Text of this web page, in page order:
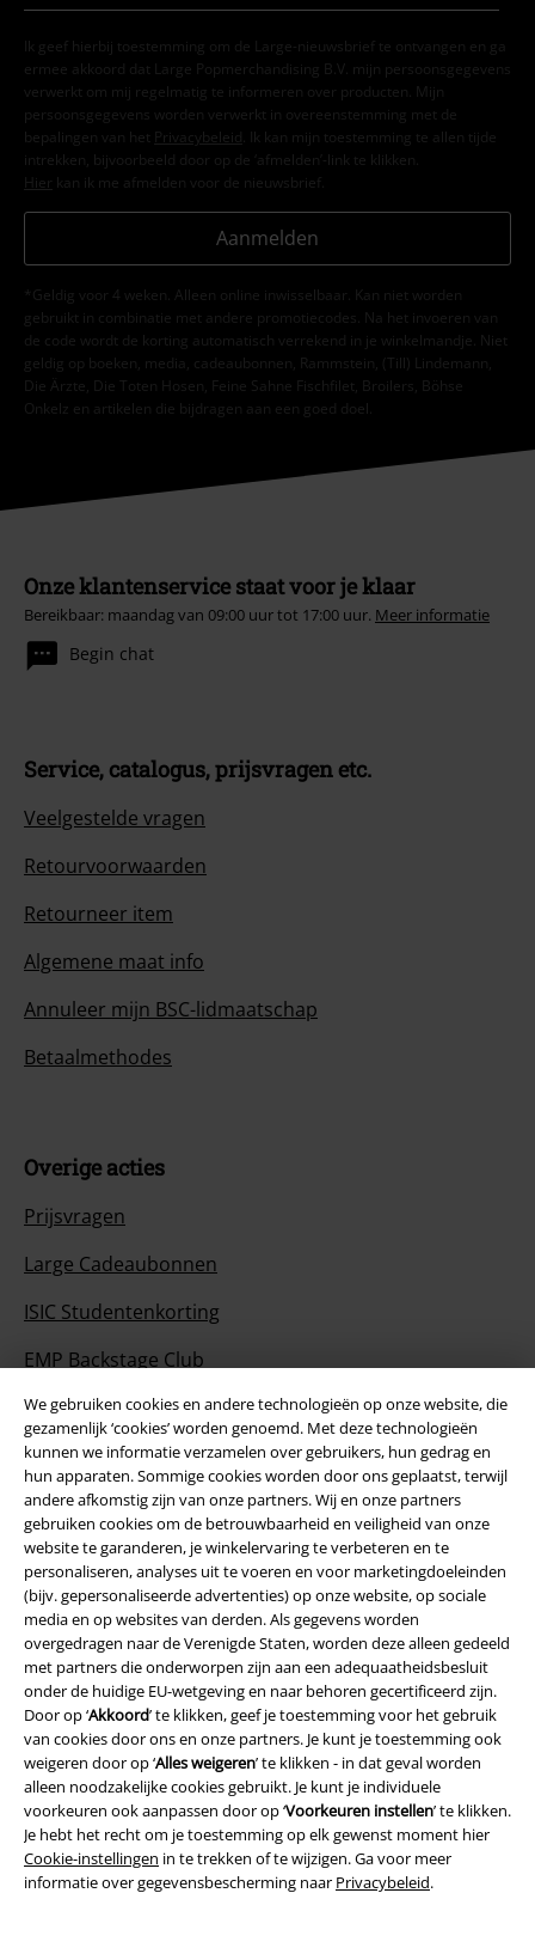
We gebruiken cookies en andere technologieën op onze website, die
gezamenlijk ‘cookies’ worden genoemd. Met deze technologieën
kunnen we informatie verzamelen over gebruikers, hun gedrag en
hun apparaten. Sommige cookies worden door ons geplaatst, terwijl
andere afkomstig zijn van onze partners. Wij en onze partners
gebruiken cookies om de betrouwbaarheid en veiligheid van onze
website te garanderen, je winkelervaring te verbeteren en te
personaliseren, analyses uit te voeren en voor marketingdoeleinden
(bijv. gepersonaliseerde advertenties) op onze website, op sociale
media en op websites van derden. Als gegevens worden
overgedragen naar de Verenigde Staten, worden deze alleen gedeeld
met partners die onderworpen zijn aan een adequaatheidsbesluit
onder de huidige EU-wetgeving en naar behoren gecertificeerd zijn.
Door op ‘Akkoord’ te klikken, geef je toestemming voor het gebruik
van cookies door ons en onze partners. Je kunt je toestemming ook
weigeren door op ‘Alles weigeren’ te klikken - in dat geval worden
alleen noodzakelijke cookies gebruikt. Je kunt je individuele
voorkeuren ook aanpassen door op ‘Voorkeuren instellen’ te klikken.
Je hebt het recht om je toestemming op elk gewenst moment hier
Cookie-instellingen in te trekken of te wijzigen. Ga voor meer
informatie over gegevensbescherming naar Privacybeleid.
Ik geef hierbij toestemming om de Large-nieuwsbrief te ontvangen en ga
ermee akkoord dat Large Popmerchandising B.V. mijn persoonsgegevens
verwerkt om mij regelmatig te informeren over producten. Mijn
persoonsgegevens worden verwerkt in overeenstemming met de
bepalingen van het
Privacybeleid . Ik kan mijn toestemming te allen tijde
intrekken, bijvoorbeeld door op de ‘afmelden’-link te klikken.
Hier kan ik me afmelden voor de nieuwsbrief.
Aanmelden
*Geldig voor 4 weken. Alleen online inwisselbaar. Kan niet worden
gebruikt in combinatie met andere promotiecodes. Na het invoeren van
de code wordt de korting automatisch verrekend in je winkelmandje. Niet
geldig op boeken, media, cadeaubonnen, Rammstein, (Till) Lindemann,
Die Ärzte, Die Toten Hosen, Feine Sahne Fischfilet, Broilers, Böhse
Onkelz en artikelen die bijdragen aan een goed doel.
Onze klantenservice staat voor je klaar
Bereikbaar: maandag van 09:00 uur tot 17:00 uur. Meer informatie
Begin chat
Service, catalogus, prijsvragen etc.
Veelgestelde vragen
Retourvoorwaarden
Retourneer item
Algemene maat info
Annuleer mijn BSC-lidmaatschap
Betaalmethodes
Overige acties
Prijsvragen
Large Cadeaubonnen
ISIC Studentenkorting
EMP Backstage Club
Over Large
Partnerprogramma's
Duurzaamheid
Maak deel uit van de community!